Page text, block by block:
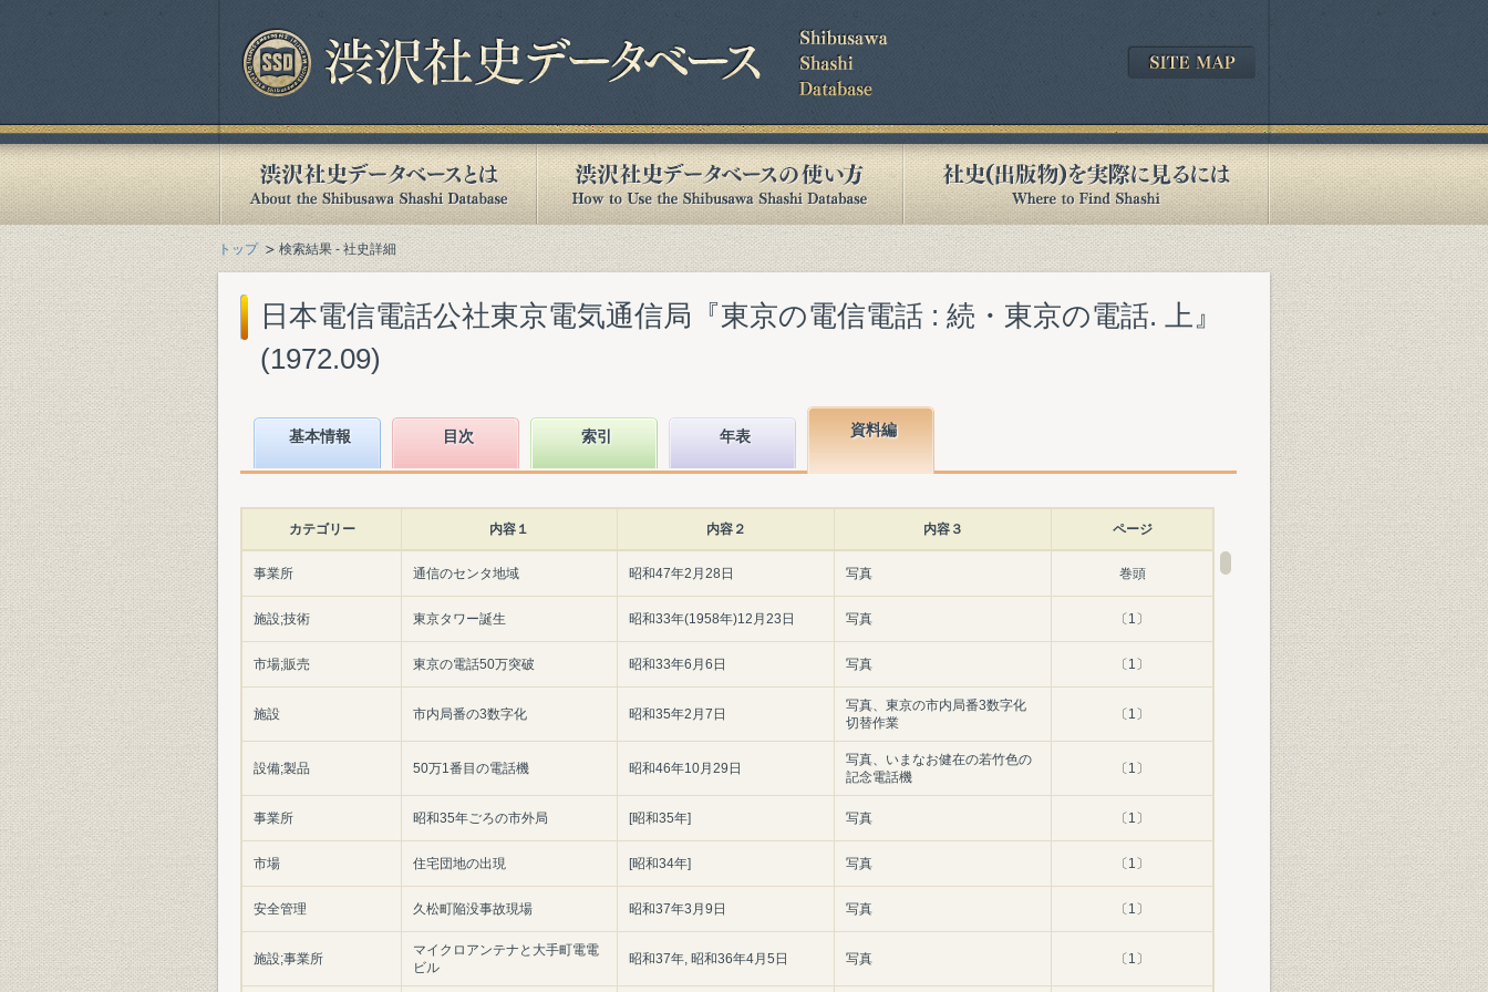
トップ 検索結果 - 社史詳細
日本電信電話公社東京電気通信局『東京の電信電話 : 続・東京の電話. 上』
(1972.09)
基本情報 目次 索引 年表 資料編
カテゴリー 内容１ 内容２ 内容３ ページ
事業所 通信のセンタ地域 昭和47年2月28日 写真 巻頭
施設;技術 東京タワー誕生 昭和33年(1958年)12月23日 写真 〔1〕
市場;販売 東京の電話50万突破 昭和33年6月6日 写真 〔1〕
施設 市内局番の3数字化 昭和35年2月7日
写真、東京の市内局番3数字化
切替作業
〔1〕
設備;製品 50万1番目の電話機 昭和46年10月29日
写真、いまなお健在の若竹色の
記念電話機
〔1〕
事業所 昭和35年ごろの市外局 [昭和35年] 写真 〔1〕
市場 住宅団地の出現 [昭和34年] 写真 〔1〕
安全管理 久松町陥没事故現場 昭和37年3月9日 写真 〔1〕
施設;事業所
マイクロアンテナと大手町電電
ビル
昭和37年, 昭和36年4月5日 写真 〔1〕